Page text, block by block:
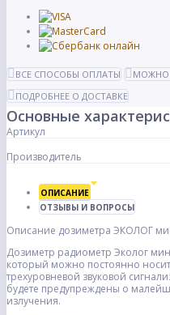
ВСЕ СПОСОБЫ ОПЛАТЫ
МОЖНО
ПОДРОБНЕЕ О ДОСТАВКЕ
Основные
Артикул
Производитель
ОПИСАНИЕ
ОТЗЫВЫ И ВОПРОСЫ
Описание дозиметра ЭКОЛОГ
Дозиметр радиометр Эколог
который можно постоянно
трехуровневой звуковой
будете предупреждены о
излучения.